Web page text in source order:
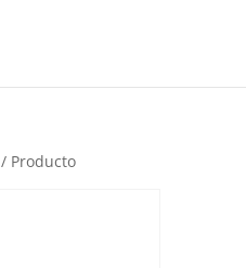
/ Producto